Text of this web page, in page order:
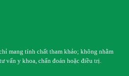
mang tính chất tham khảo; không nhằm
vấn y khoa, chẩn đoán hoặc điều trị.